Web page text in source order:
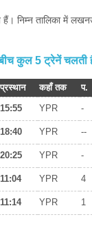
तालिका में लखनऊ
कुल 5 ट्रेनें चलती
प्रस्थान कहाँ तक प.
15:55 YPR -
18:40 YPR --
20:25 YPR -
11:04 YPR 4
11:14 YPR 1